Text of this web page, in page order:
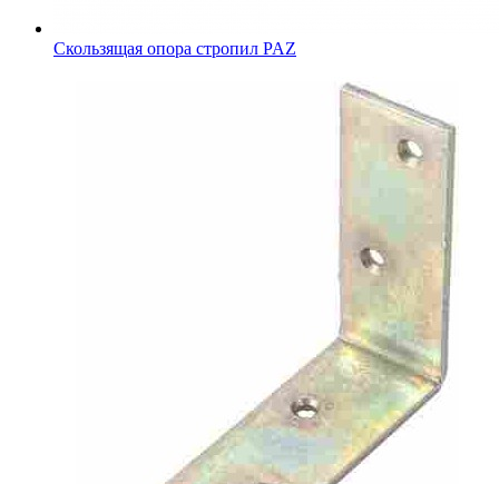
Скользящая опора стропил PAZ